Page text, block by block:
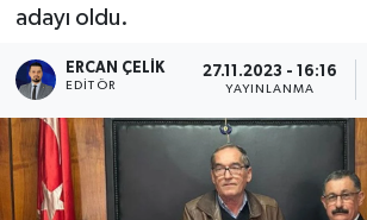
adayı oldu.
ERCAN ÇELIK
EDITÖR
27.11.2023 - 16:16
YAYINLANMA
Son Dakika Haberleri
Haber Arşivi